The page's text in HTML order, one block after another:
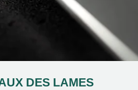
DES LAMES